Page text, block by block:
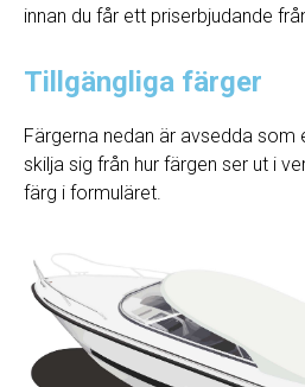
innan du får ett priserbjudande
Tillgängliga färger
Färgerna nedan är avsedda som
skilja sig från hur färgen ser ut i
färg i formuläret.